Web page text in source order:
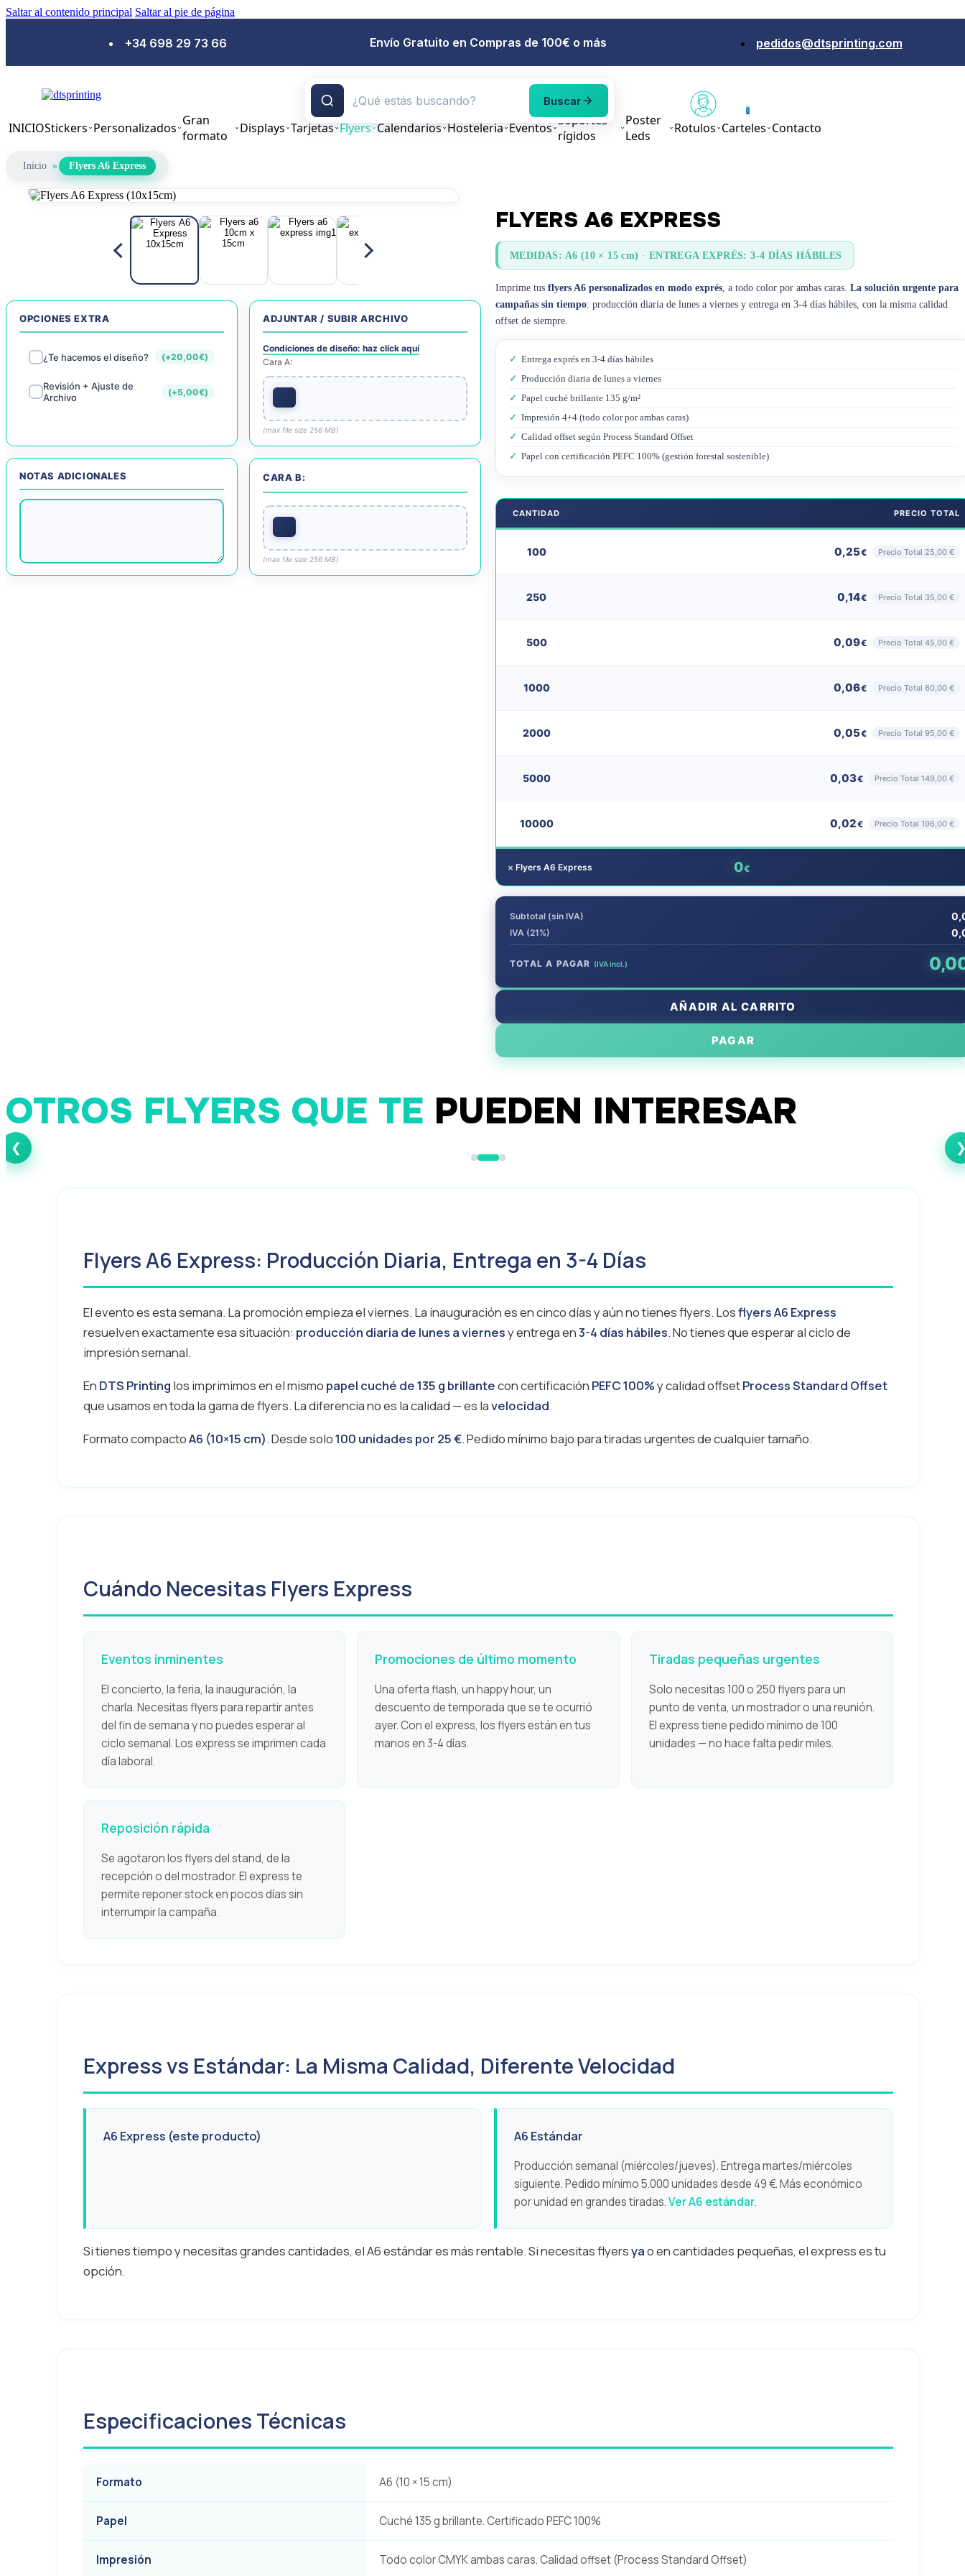
Saltar al contenido principal Saltar al pie de página
+34 698 29 73 66 Envío Gratuito en Compras de 100€ o más pedidos@dtsprinting.com
0
Buscar
INICIOStickers Personalizados Gran
formato
Displays Tarjetas Flyers Calendarios Hosteleria Eventos Soportes
rígidos
Poster
Leds
Rotulos Carteles Contacto
Inicio » Flyers A6 Express
OPCIONES EXTRA
¿Te hacemos el diseño? (+20,00€)
Revisión + Ajuste de
Archivo
(+5,00€)
ADJUNTAR / SUBIR ARCHIVO
Condiciones de diseño: haz click aquí
Cara A:
(max file size 256 MB)
CARA B:
(max file size 256 MB)
NOTAS ADICIONALES
FLYERS A6 EXPRESS
MEDIDAS: A6 (10 × 15 cm) · ENTREGA EXPRÉS: 3-4 DÍAS HÁBILES
Imprime tus flyers A6 personalizados en modo exprés , a todo color por ambas caras. La solución urgente para
campañas sin tiempo: producción diaria de lunes a viernes y entrega en 3-4 días hábiles, con la misma calidad
offset de siempre.
✓ Entrega exprés en 3-4 días hábiles
✓ Producción diaria de lunes a viernes
✓ Papel cuché brillante 135 g/m²
✓ Impresión 4+4 (todo color por ambas caras)
✓ Calidad offset según Process Standard Offset
✓ Papel con certificación PEFC 100% (gestión forestal sostenible)
CANTIDAD PRECIO TOTAL
100 0,25€ Precio Total 25,00 €
250 0,14€ Precio Total 35,00 €
500 0,09€ Precio Total 45,00 €
1000 0,06€ Precio Total 60,00 €
2000 0,05€ Precio Total 95,00 €
5000 0,03€ Precio Total 149,00 €
10000 0,02€ Precio Total 196,00 €
× Flyers A6 Express 0€
Subtotal (sin IVA)
IVA (21%)
TOTAL A PAGAR (IVA incl.)
AÑADIR AL CARRITO
PAGAR
OTROS FLYERS QUE TE PUEDEN INTERESAR
❮
Flyers A6 Flyers A7 Flyers DL Flyers A4
Flyers A6 Express: Producción Diaria, Entrega en 3-4 Días
El evento es esta semana. La promoción empieza el viernes. La inauguración es en cinco días y aún no tienes flyers. Losflyers A6 Express
resuelven exactamente esa situación: producción diaria de lunes a viernesy entrega en3-4 días hábiles. No tienes que esperar al ciclo de
impresión semanal.
En DTS Printing los imprimimos en el mismo papel cuché de 135 g brillantecon certificación PEFC 100%y calidad offsetProcess Standard Offset
que usamos en toda la gama de flyers. La diferencia no es la calidad — es lavelocidad.
Formato compactoA6 (10×15 cm). Desde solo100 unidades por 25 €. Pedido mínimo bajo para tiradas urgentes de cualquier tamaño.
Cuándo Necesitas Flyers Express
Eventos inminentes
El concierto, la feria, la inauguración, la
charla. Necesitas flyers para repartir antes
del fin de semana y no puedes esperar al
ciclo semanal. Los express se imprimen cada
día laboral.
Promociones de último momento
Una oferta flash, un happy hour, un
descuento de temporada que se te ocurrió
ayer. Con el express, los flyers están en tus
manos en 3-4 días.
Tiradas pequeñas urgentes
Solo necesitas 100 o 250 flyers para un
punto de venta, un mostrador o una reunión.
El express tiene pedido mínimo de 100
unidades — no hace falta pedir miles.
Reposición rápida
Se agotaron los flyers del stand, de la
recepción o del mostrador. El express te
permite reponer stock en pocos días sin
interrumpir la campaña.
Express vs Estándar: La Misma Calidad, Diferente Velocidad
A6 Express (este producto) A6 Estándar
Producción semanal (miércoles/jueves). Entrega martes/miércoles
siguiente. Pedido mínimo 5.000 unidades desde 49 €. Más económico
por unidad en grandes tiradas.Ver A6 estándar.
Si tienes tiempo y necesitas grandes cantidades, el A6 estándar es más rentable. Si necesitas flyersyao en cantidades pequeñas, el express es tu
opción.
Especificaciones Técnicas
Formato A6 (10 × 15 cm)
Papel Cuché 135 g brillante. Certificado PEFC 100%
Impresión Todo color CMYK ambas caras. Calidad offset (Process Standard Offset)